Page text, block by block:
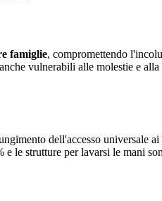
famiglie, compromettendo
vulnerabili alle molestie e
dell'accesso universale
le strutture per lavarsi le mani